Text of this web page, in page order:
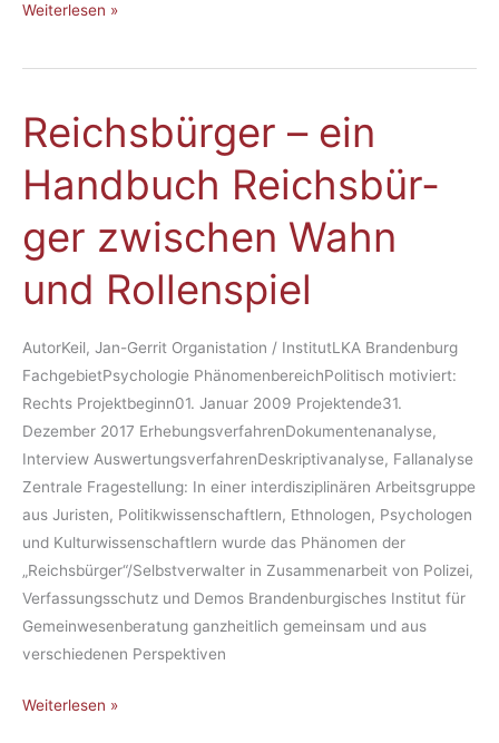
Weiterlesen »
Reichs­bür­ger – ein
Hand­buch Reichs­bür­
ger zwi­schen Wahn
und Rol­len­spiel
AutorKeil, Jan-Gerrit Organistation / InstitutLKA Brandenburg
FachgebietPsychologie PhänomenbereichPolitisch motiviert:
Rechts Projektbeginn01. Januar 2009 Projektende31.
Dezember 2017 ErhebungsverfahrenDokumentenanalyse,
Interview AuswertungsverfahrenDeskriptivanalyse, Fallanalyse
Zentrale Fragestellung: In einer interdisziplinären Arbeitsgruppe
aus Juristen, Politikwissenschaftlern, Ethnologen, Psychologen
und Kulturwissenschaftlern wurde das Phänomen der
„Reichsbürger“/Selbstverwalter in Zusammenarbeit von Polizei,
Verfassungsschutz und Demos Brandenburgisches Institut für
Gemeinwesenberatung ganzheitlich gemeinsam und aus
verschiedenen Perspektiven
Reichs­
bür­
ger
–
ein
Hand­
buch
bür­
ger
zwi­
schen
Wahn
und
Rol­
len­
spiel
Weiterlesen »